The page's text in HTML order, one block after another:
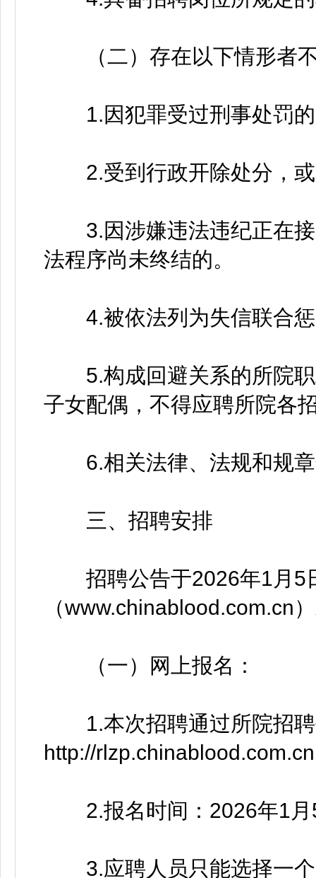
（二）存在以下情形者
1.因犯罪受过刑事处罚
2.受到行政开除处分，或
3.因涉嫌违法违纪正在接
法程序尚未终结的。
4.被依法列为失信联合惩
5.构成回避关系的所院职
子女配偶，不得应聘所院各
6.相关法律、法规和规章
三、招聘安排
招聘公告于2026年1月5
（www.chinablood.com.cn
（一）网上报名：
1.本次招聘通过所院招聘
http://
2.报名时间：2026年1月
3.应聘人员只能选择一个